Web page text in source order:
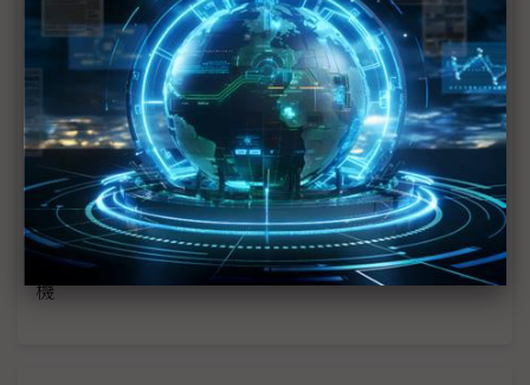
台灣無人機非紅供應鏈關鍵 台系晶片憑技術、成本
優勢迎紅利
美國Anduril台鏈採購金額年增15倍 鬆口未來台灣設
廠可能性
國機國造紅利發酵 漢翔攜供應鏈迎維保長單鞏固獲
利動能
錦明展戰術固定翼無人機 搶攻美日歐非紅供應鏈商
機